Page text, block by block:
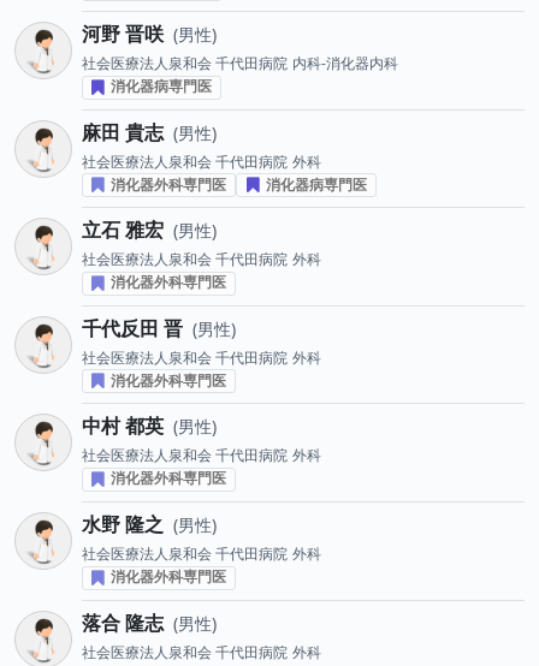
河野 晋咲 男性
社会医療法人泉和会 千代田病院 内科-消化器内科
消化器病専門医
麻田 貴志 男性
社会医療法人泉和会 千代田病院 外科
消化器外科専門医
消化器病専門医
立石 雅宏 男性
社会医療法人泉和会 千代田病院 外科
消化器外科専門医
千代反田 晋 男性
社会医療法人泉和会 千代田病院 外科
消化器外科専門医
中村 都英 男性
社会医療法人泉和会 千代田病院 外科
消化器外科専門医
水野 隆之 男性
社会医療法人泉和会 千代田病院 外科
消化器外科専門医
落合 隆志 男性
社会医療法人泉和会 千代田病院 外科